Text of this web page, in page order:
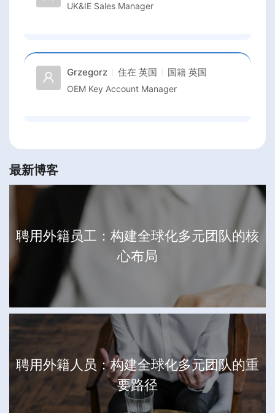
UK&IE Sales Manager
Grzegorz 住在 英国 国籍 英国
OEM Key Account Manager
最新博客
聘用外籍员工：构建全球化多元团队的核
心布局
聘用外籍人员：构建全球化多元团队的重
要路径